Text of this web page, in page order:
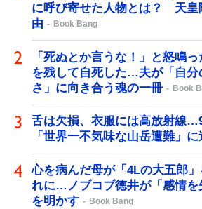
に呼び寄せた人物とは？ 天皇
由
Book Bang
「死ぬとか言うな！」と怒鳴
を残して自死した…夫が「自分
さ」に向き合う魂の一冊
Book
舌は欠損、衣服には高放射線
「世界一不気味な山岳遭難」に
心を病んだ母が「4Lの大五郎
れに…ノブコブ徳井が「感情を
を明かす
Book Bang